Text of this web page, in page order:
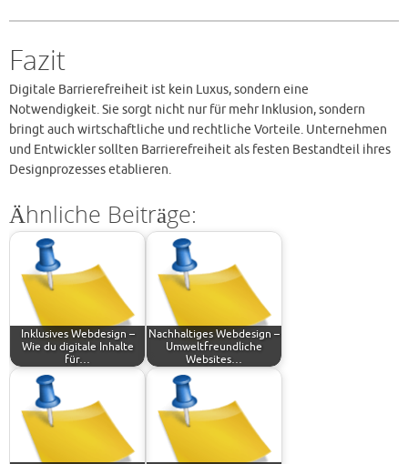
Fazit
Digitale Barrierefreiheit ist kein Luxus, sondern eine
Notwendigkeit. Sie sorgt nicht nur für mehr Inklusion, sondern
bringt auch wirtschaftliche und rechtliche Vorteile. Unternehmen
und Entwickler sollten Barrierefreiheit als festen Bestandteil ihres
Designprozesses etablieren.
Ähnliche Beiträge:
Inklusives Webdesign –
Wie du digitale Inhalte
für…
Nachhaltiges Webdesign –
Umweltfreundliche
Websites…